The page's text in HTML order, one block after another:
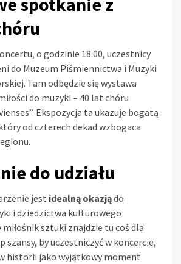
o godzinie 18:00, uczestnicy
do Muzeum Piśmiennictwa i Muzyki
Tam odbędzie się wystawa
do muzyki – 40 lat chóru
Ekspozycja ta ukazuje bogatą
od czterech dekad wzbogaca
do udziału
jest idealną okazjądo
i dziedzictwa kulturowego
miłośnik sztuki znajdzie tu coś dla
szansy, by uczestniczyć w koncercie,
historii jako wyjątkowy moment